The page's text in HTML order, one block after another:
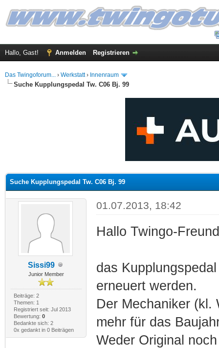
Hallo, Gast! Anmelden Registrieren
Das Twingoforum... › Werkstatt› Innenraum
Suche Kupplungspedal Tw. C06 Bj. 99
Suche Kupplungspedal Tw. C06 Bj. 99
Sissi99
Junior Member
Beiträge: 2
Themen: 1
Registriert seit: Jul 2013
Bewertung: 0
Bedankte sich: 2
0x gedankt in 0 Beiträgen
01.07.2013, 18:42
Hallo Twingo-
das
erneuert werden.
Der Mechaniker (kl.
mehr für das
Weder Original